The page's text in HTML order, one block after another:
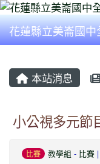
花蓮縣立美崙國
本站消息
小公視多元節
比賽 教學組 - 比賽